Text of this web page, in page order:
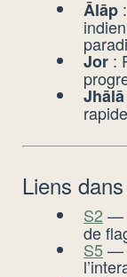
Ālāp
Jor :
Jhālā
Liens
S2 —
de
S5—